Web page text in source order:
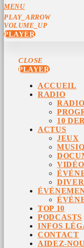
MENU
PLAY_ARROW
VOLUME_UP
PLAYER
CLOSE
PLAYER
ACCUEIL
RADIO
10
ACTUS
JEUX
TOP 10
PODCASTS
INFOS
CONTACT
AIDEZ-